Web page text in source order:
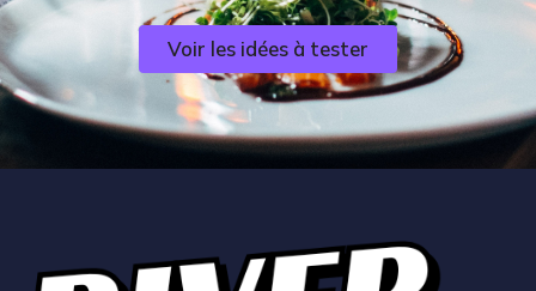
Voir les idées à tester